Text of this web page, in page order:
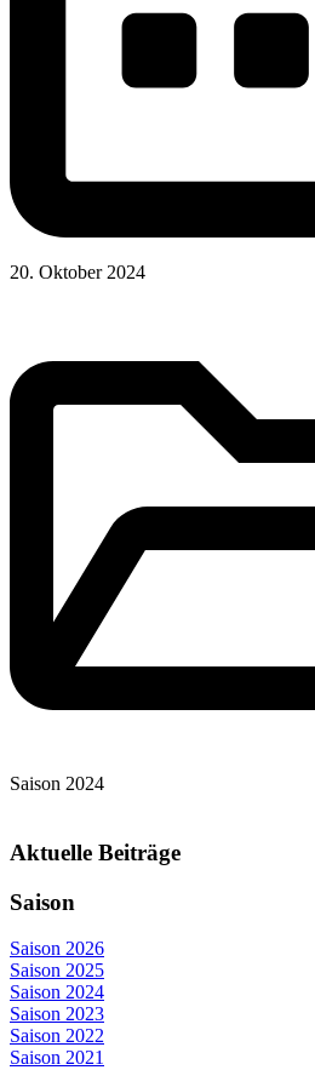
20. Oktober 2024
Saison 2024
Aktuelle Beiträge
Saison
Saison 2026
Saison 2025
Saison 2024
Saison 2023
Saison 2022
Saison 2021